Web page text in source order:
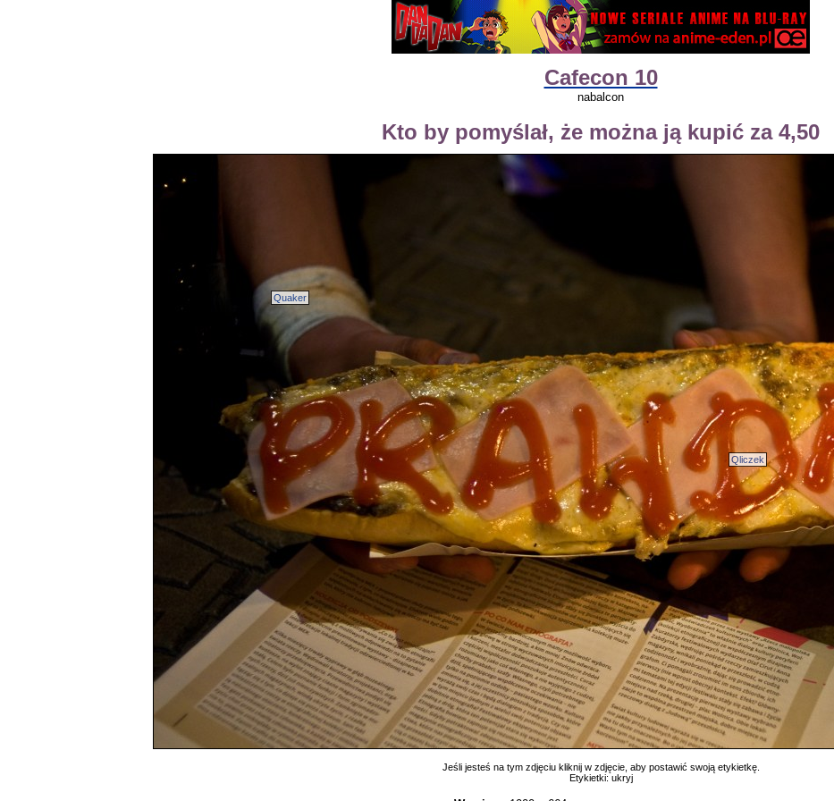
Cafecon 10
nabalcon
Kto by pomyślał, że można ją kupić za 4,50
Qliczek
Quaker
Jeśli jesteś na tym zdjęciu kliknij w zdjęcie, aby postawić swoją etykietkę.
Etykietki: ukryj